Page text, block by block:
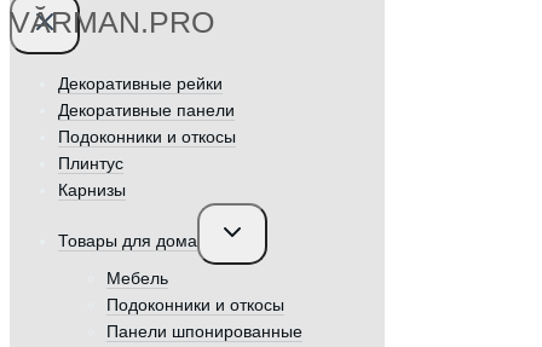
VӐRMAN.PRO
Декоративные рейки
Декоративные панели
Подоконники и откосы
Плинтус
Карнизы
Товары для дома
Переключить
дочернее
Мебель
Подоконники и откосы
Панели шпонированные